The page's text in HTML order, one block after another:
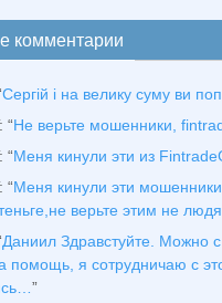
комментарии
Сергій і на велику суму ви
: “Не верьте мошенники,
: “Меня кинули эти из
: “Меня кинули эти
верьте этим не
Даниил Здравстуйте. Можно
помощь, я сотрудничаю с
”